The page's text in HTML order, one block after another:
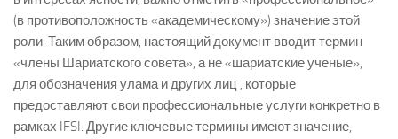
(в противоположность «академическому») значение этой
роли. Таким образом, настоящий документ вводит термин
«члены Шариатского совета», а не «шариатские ученые»,
для обозначения улама и других лиц , которые
предоставляют свои профессиональные услуги конкретно в
рамках IFSI. Другие ключевые термины имеют значение,